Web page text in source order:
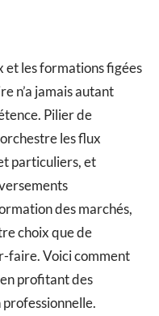
et les formations figées
n’a jamais autant
Pilier de
les flux
particuliers, et
des marchés,
choix que de
faire. Voici comment
profitant des